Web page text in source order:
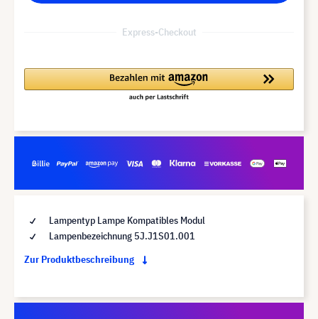
Express-Checkout
Lampentyp Lampe Kompatibles Modul
Lampenbezeichnung 5J.J1S01.001
Zur Produktbeschreibung